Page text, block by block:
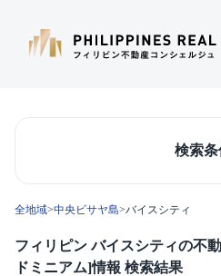
検索条
マカティ
タギッグ
ケソンシティ
全地域>中央ビサヤ島>バイスシティ
フィリピン バイスシティの不
ドミニアム]情報 検索結果